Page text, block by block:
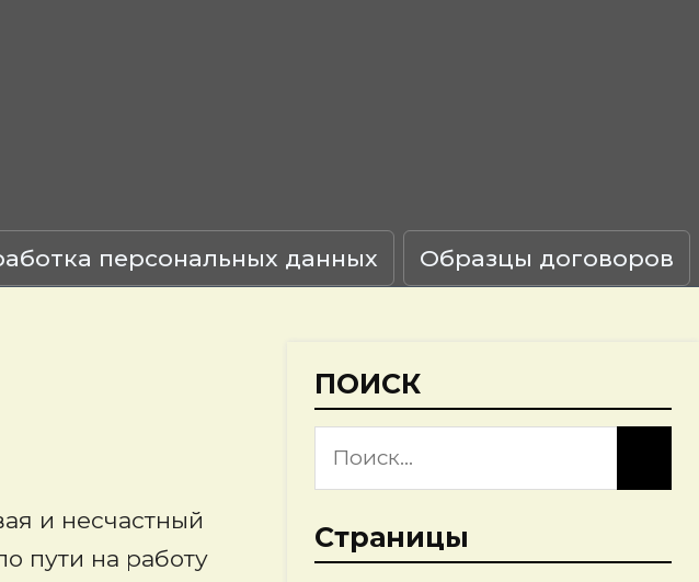
персональных данных Образцы договоров
и несчастный
пути на работу
ПОИСК
Страницы